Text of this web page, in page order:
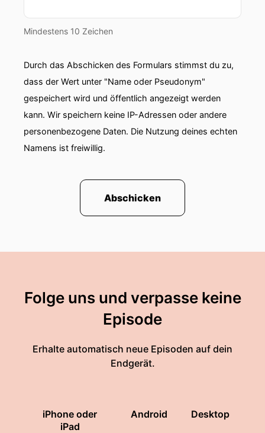
Mindestens 10 Zeichen
Durch das Abschicken des Formulars stimmst du zu,
dass der Wert unter "Name oder Pseudonym"
gespeichert wird und öffentlich angezeigt werden
kann. Wir speichern keine IP-Adressen oder andere
personenbezogene Daten. Die Nutzung deines echten
Namens ist freiwillig.
Abschicken
Folge uns und verpasse keine
Episode
Erhalte automatisch neue Episoden auf dein
Endgerät.
iPhone oder
iPad
Android Desktop